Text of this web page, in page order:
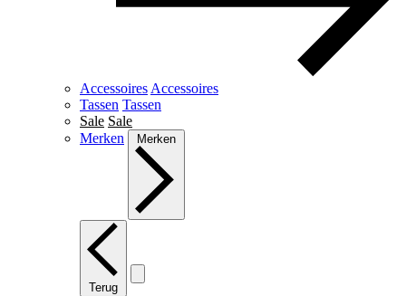
Accessoires Accessoires
Tassen Tassen
Sale Sale
Merken
Merken
Terug